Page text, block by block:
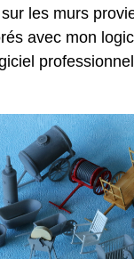
les murs
avec mon